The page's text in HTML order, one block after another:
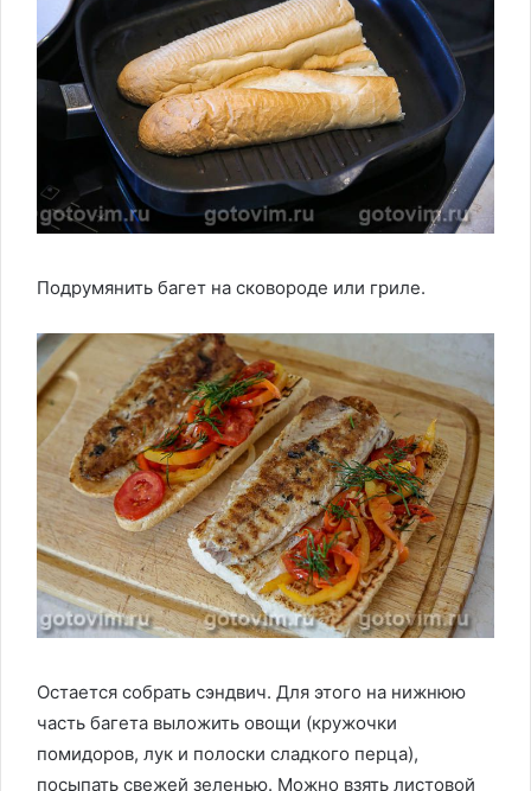
Подрумянить багет на сковороде или гриле.
Остается собрать сэндвич. Для этого на нижнюю
часть багета выложить овощи (кружочки
помидоров, лук и полоски сладкого перца),
посыпать свежей зеленью. Можно взять листовой